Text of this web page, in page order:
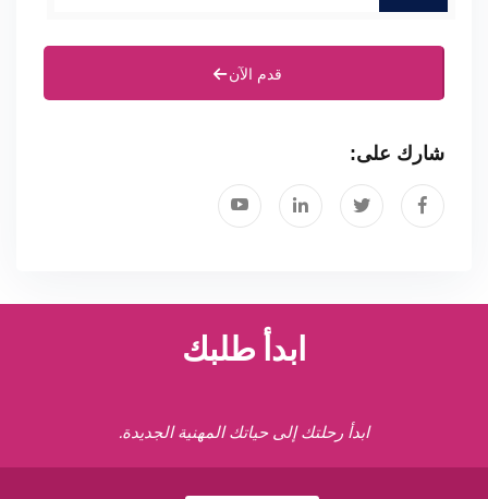
قدم الآن
شارك على:
ابدأ طلبك
ابدأ رحلتك إلى حياتك المهنية الجديدة.